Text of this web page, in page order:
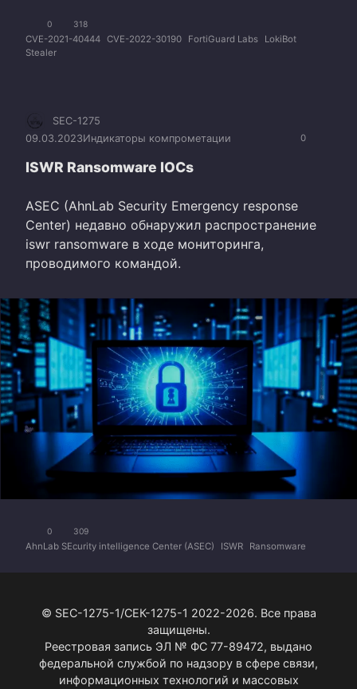
0 318
CVE-2021-40444 CVE-2022-30190 FortiGuard Labs
LokiBot
Stealer
0
SEC-1275
09.03.2023Индикаторы компрометации
ISWR Ransomware IOCs
ASEC (AhnLab Security Emergency response
Center) недавно обнаружил распространение
iswr ransomware в ходе мониторинга,
проводимого командой.
0 309
AhnLab SEcurity intelligence Center (ASEC) ISWR Ransomware
© SEC-1275-1/СЕК-1275-1 2022-2026. Все права
защищены.
Реестровая запись ЭЛ № ФС 77-89472, выдано
федеральной службой по надзору в сфере связи,
информационных технологий и массовых